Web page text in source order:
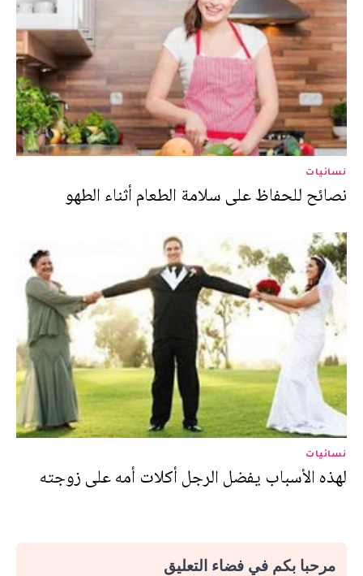
نسائيات
نصائح للحفاظ على سلامة الطعام أثناء الطهو
نسائيات
لهذه الأسباب يفضل الرجل أكلات أمه على زوجته
مرحبا بكم في فضاء التعليق